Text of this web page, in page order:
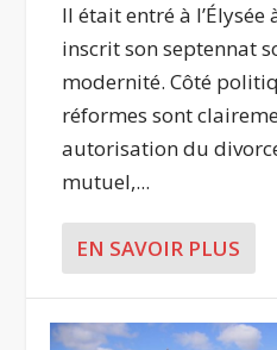
Il était entré à l’Élysée
inscrit son septennat
modernité. Côté
réformes sont
autorisation du
mutuel,...
EN SAVOIR PLUS